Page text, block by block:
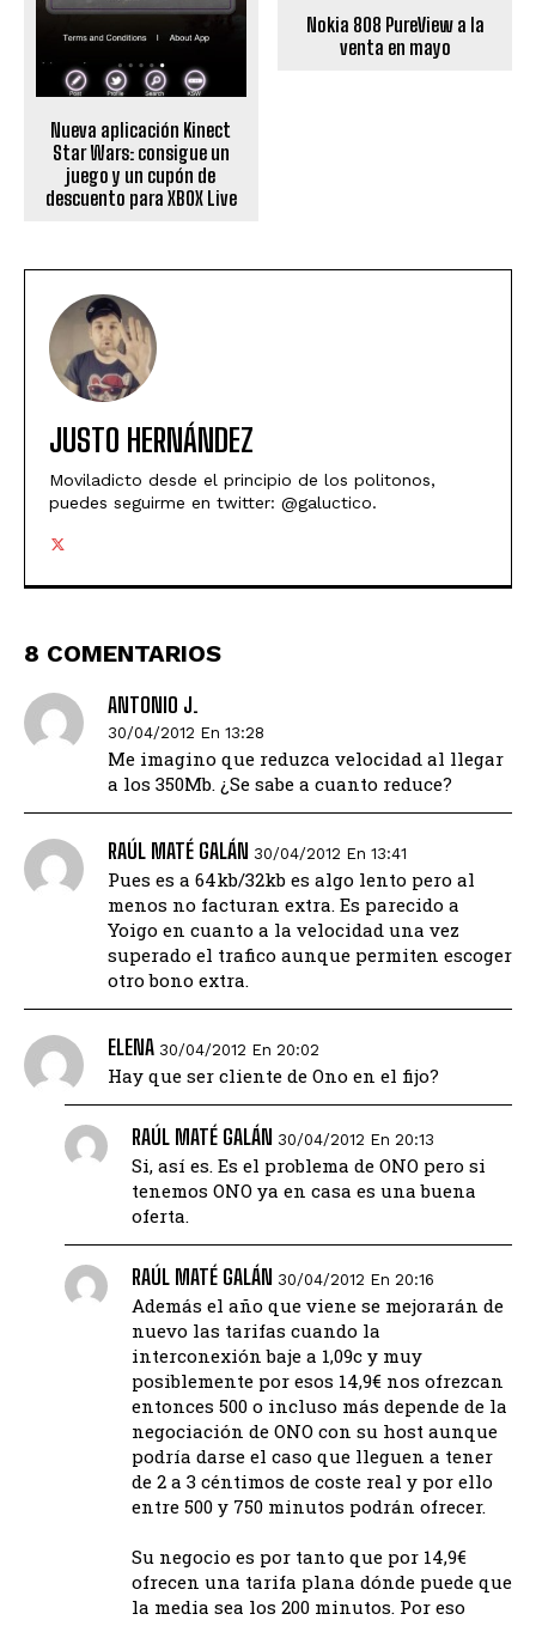
Nueva aplicación Kinect
Star Wars: consigue un
juego y un cupón de
descuento para XBOX Live
Nokia 808 PureView a la
venta en mayo
JUSTO HERNÁNDEZ
Moviladicto desde el principio de los politonos,
puedes seguirme en twitter: @galuctico.
8 COMENTARIOS
ANTONIO J.
30/04/2012 En 13:28
Me imagino que reduzca velocidad al llegar
a los 350Mb. ¿Se sabe a cuanto reduce?
RAÚL MATÉ GALÁN 30/04/2012 En 13:41
Pues es a 64kb/32kb es algo lento pero al
menos no facturan extra. Es parecido a
Yoigo en cuanto a la velocidad una vez
superado el trafico aunque permiten escoger
otro bono extra.
ELENA 30/04/2012 En 20:02
Hay que ser cliente de Ono en el fijo?
RAÚL MATÉ GALÁN 30/04/2012 En 20:13
Si, así es. Es el problema de ONO pero si
tenemos ONO ya en casa es una buena
oferta.
RAÚL MATÉ GALÁN 30/04/2012 En 20:16
Además el año que viene se mejorarán de
nuevo las tarifas cuando la
interconexión baje a 1,09c y muy
posiblemente por esos 14,9€ nos ofrezcan
entonces 500 o incluso más depende de la
negociación de ONO con su host aunque
podría darse el caso que lleguen a tener
de 2 a 3 céntimos de coste real y por ello
entre 500 y 750 minutos podrán ofrecer.
Su negocio es por tanto que por 14,9€
ofrecen una tarifa plana dónde puede que
la media sea los 200 minutos. Por eso